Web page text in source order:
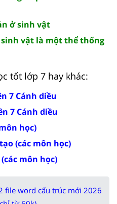
ở sinh vật
sinh vật là một thể thống
tốt lớp 7 hay khác:
7 Cánh diều
7 Cánh diều
học)
(các môn học)
môn học)
file word cấu trúc mới 2026